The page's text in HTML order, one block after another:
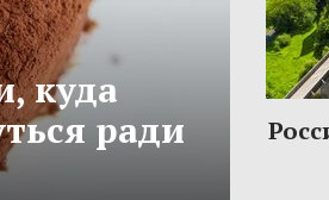
куда
ради